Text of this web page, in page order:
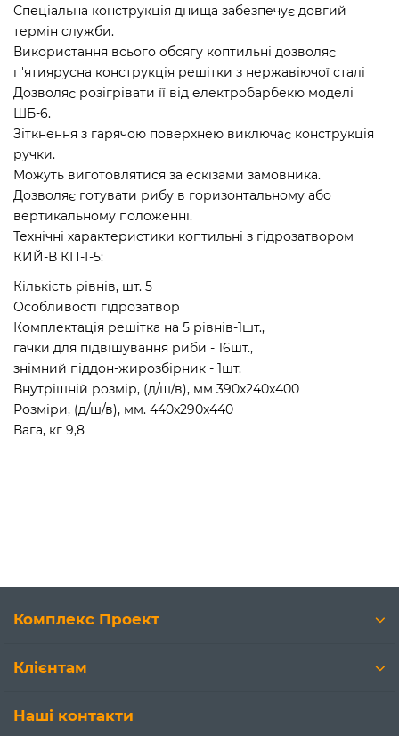
Спеціальна конструкція днища забезпечує довгий
термін служби.
Використання всього обсягу коптильні дозволяє
п'ятиярусна конструкція решітки з нержавіючої сталі
Дозволяє розігрівати її від електробарбекю моделі
ШБ-6.
Зіткнення з гарячою поверхнею виключає конструкція
ручки.
Можуть виготовлятися за ескізами замовника.
Дозволяє готувати рибу в горизонтальному або
вертикальному положенні.
Технічні характеристики коптильні з гідрозатвором
КИЙ-В КП-Г-5:
Кількість рівнів, шт. 5
Особливості гідрозатвор
Комплектація решітка на 5 рівнів-1шт.,
гачки для підвішування риби - 16шт.,
знімний піддон-жирозбірник - 1шт.
Внутрішній розмір, (д/ш/в), мм 390x240x400
Розміри, (д/ш/в), мм. 440x290x440
Вага, кг 9,8
Комплекс Проект
Клієнтам
Наші контакти